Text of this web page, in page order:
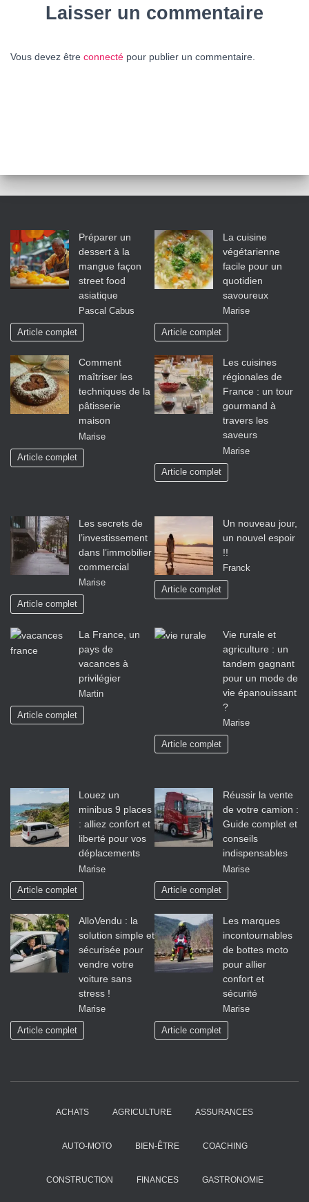
Laisser un commentaire
Vous devez être connecté pour publier un commentaire.
Préparer un
dessert à la
mangue façon
street food
asiatique
Pascal Cabus
Article complet
La cuisine
végétarienne
facile pour un
quotidien
savoureux
Marise
Article complet
Comment
maîtriser les
techniques de la
pâtisserie
maison
Marise
Article complet
Les cuisines
régionales de
France : un tour
gourmand à
travers les
saveurs
Marise
Article complet
Les secrets de
l’investissement
dans l’immobilier
commercial
Marise
Article complet
Un nouveau jour,
un nouvel espoir
!!
Franck
Article complet
La France, un
pays de
vacances à
privilégier
Martin
Article complet
Vie rurale et
agriculture : un
tandem gagnant
pour un mode de
vie épanouissant
?
Marise
Article complet
Louez un
minibus 9 places
: alliez confort et
liberté pour vos
déplacements
Marise
Article complet
Réussir la vente
de votre camion :
Guide complet et
conseils
indispensables
Marise
Article complet
AlloVendu : la
solution simple et
sécurisée pour
vendre votre
voiture sans
stress !
Marise
Article complet
Les marques
incontournables
de bottes moto
pour allier
confort et
sécurité
Marise
Article complet
ACHATS AGRICULTURE ASSURANCES
AUTO-MOTO BIEN-ÊTRE COACHING
CONSTRUCTION FINANCES GASTRONOMIE